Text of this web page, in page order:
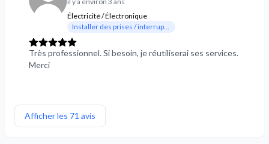
Électricité / Électronique
Très professionnel. Si besoin, je réutiliserai ses services.
Merci
Afficher les 71 avis